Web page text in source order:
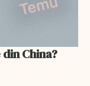
China?